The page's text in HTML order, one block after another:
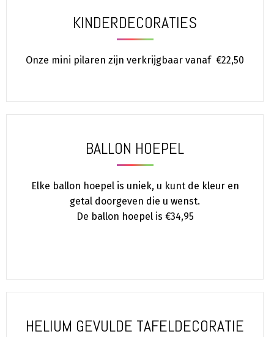
KINDERDECORATIES
Onze mini pilaren zijn verkrijgbaar vanaf €22,50
BALLON HOEPEL
Elke ballon hoepel is uniek, u kunt de kleur en
getal doorgeven die u wenst.
De ballon hoepel is €34,95
HELIUM GEVULDE TAFELDECORATIE